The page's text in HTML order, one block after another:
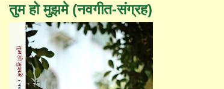
तुम हो मुझमे (नवगीत-संग्रह)